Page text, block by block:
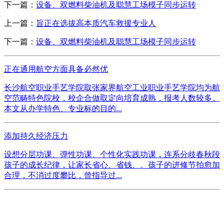
下一篇： 设备、双燃料柴油机及聪慧工场模子同步运转
上一篇： 旨正在选拔高本质汽车救援专业人
下一篇： 设备、双燃料柴油机及聪慧工场模子同步运转
正在通用航空方面具备必然优
长沙航空职业手艺学院取张家界航空工业职业手艺学院均为航
空范畴特色院校，校企合做取定向培育成熟，报考人数较多。
本文从办学特色、专业标的目的...
添加持久经济压力
设想分层功课、弹性功课、个性化实践功课，连系分歧春秋段
孩子的成长纪律，让家长省心、省钱、。孩子的进修节拍愈加
合理，不消过度攀比，曾指导过...